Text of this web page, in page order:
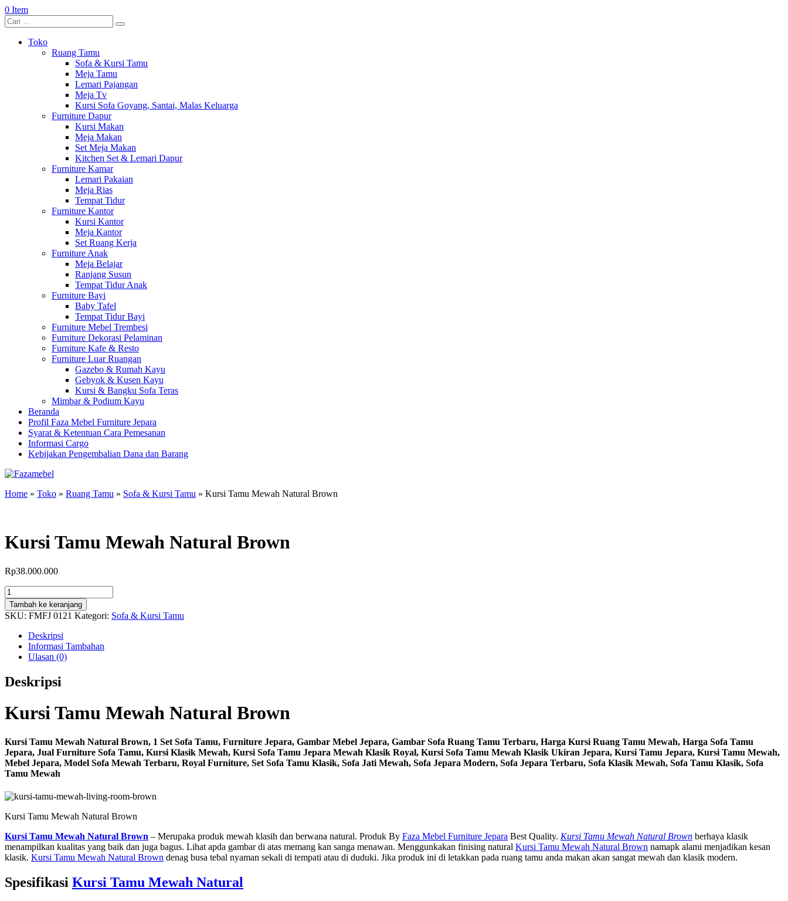
0 Item
Toko
Ruang Tamu
Sofa & Kursi Tamu
Meja Tamu
Lemari Pajangan
Meja Tv
Kursi Sofa Goyang, Santai, Malas Keluarga
Furniture Dapur
Kursi Makan
Meja Makan
Set Meja Makan
Kitchen Set & Lemari Dapur
Furniture Kamar
Lemari Pakaian
Meja Rias
Tempat Tidur
Furniture Kantor
Kursi Kantor
Meja Kantor
Set Ruang Kerja
Furniture Anak
Meja Belajar
Ranjang Susun
Tempat Tidur Anak
Furniture Bayi
Baby Tafel
Tempat Tidur Bayi
Furniture Mebel Trembesi
Furniture Dekorasi Pelaminan
Furniture Kafe & Resto
Furniture Luar Ruangan
Gazebo & Rumah Kayu
Gebyok & Kusen Kayu
Kursi & Bangku Sofa Teras
Mimbar & Podium Kayu
Beranda
Profil Faza Mebel Furniture Jepara
Syarat & Ketentuan Cara Pemesanan
Informasi Cargo
Kebijakan Pengembalian Dana dan Barang
Home » Toko » Ruang Tamu » Sofa & Kursi Tamu » Kursi Tamu Mewah Natural Brown
Kursi Tamu Mewah Natural Brown
Rp38.000.000
Kuantitas
Kursi
Tamu
Mewah
Natural
Brown
Tambah ke keranjang
SKU: FMFJ 0121 Kategori: Sofa & Kursi Tamu
Deskripsi
Informasi Tambahan
Ulasan (0)
Deskripsi
Kursi Tamu Mewah Natural Brown
Kursi Tamu Mewah Natural Brown, 1 Set Sofa Tamu, Furniture Jepara, Gambar Mebel Jepara, Gambar Sofa Ruang Tamu Terbaru, Harga Kursi Ruang Tamu Mewah, Harga Sofa Tamu
Jepara, Jual Furniture Sofa Tamu, Kursi Klasik Mewah, Kursi Sofa Tamu Jepara Mewah Klasik Royal, Kursi Sofa Tamu Mewah Klasik Ukiran Jepara, Kursi Tamu Jepara, Kursi Tamu Mewah,
Mebel Jepara, Model Sofa Mewah Terbaru, Royal Furniture, Set Sofa Tamu Klasik, Sofa Jati Mewah, Sofa Jepara Modern, Sofa Jepara Terbaru, Sofa Klasik Mewah, Sofa Tamu Klasik, Sofa
Tamu Mewah
Kursi Tamu Mewah Natural Brown
Kursi Tamu Mewah Natural Brown – Merupaka produk mewah klasih dan berwana natural. Produk By Faza Mebel Furniture Jepara Best Quality. Kursi Tamu Mewah Natural Brown berhaya klasik
menampilkan kualitas yang baik dan juga bagus. Lihat apda gambar di atas memang kan sanga menawan. Menggunkakan finising natural Kursi Tamu Mewah Natural Brown namapk alami menjadikan kesan
klasik. Kursi Tamu Mewah Natural Brown denag busa tebal nyaman sekali di tempati atau di duduki. Jika produk ini di letakkan pada ruang tamu anda makan akan sangat mewah dan klasik modern.
Spesifikasi Kursi Tamu Mewah Natural